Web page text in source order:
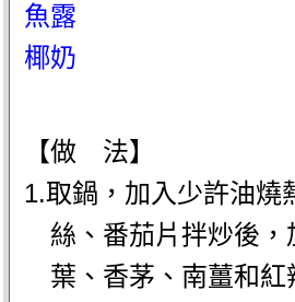
魚露
椰奶
【做 法】
1.取鍋，加入少許油燒
絲、番茄片拌炒後，
葉、香茅、南薑和紅